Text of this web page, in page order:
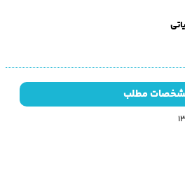
مطلب